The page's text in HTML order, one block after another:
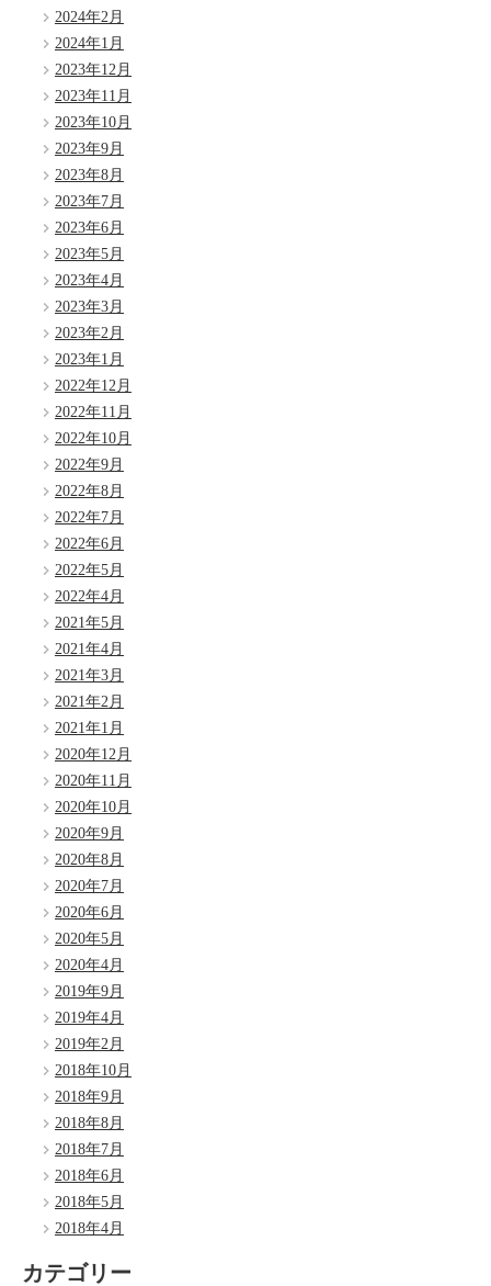
2024年2月
2024年1月
2023年12月
2023年11月
2023年10月
2023年9月
2023年8月
2023年7月
2023年6月
2023年5月
2023年4月
2023年3月
2023年2月
2023年1月
2022年12月
2022年11月
2022年10月
2022年9月
2022年8月
2022年7月
2022年6月
2022年5月
2022年4月
2021年5月
2021年4月
2021年3月
2021年2月
2021年1月
2020年12月
2020年11月
2020年10月
2020年9月
2020年8月
2020年7月
2020年6月
2020年5月
2020年4月
2019年9月
2019年4月
2019年2月
2018年10月
2018年9月
2018年8月
2018年7月
2018年6月
2018年5月
2018年4月
カテゴリー